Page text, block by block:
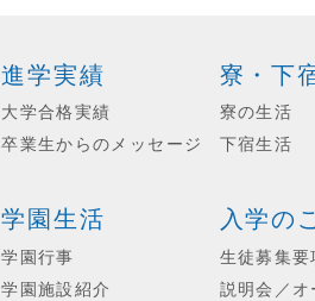
進学実績
大学合格実績
卒業生からのメッセージ
学園生活
学園行事
学園施設紹介
寮・下
寮の生活
下宿生活
入学の
生徒募集要
説明会／オ